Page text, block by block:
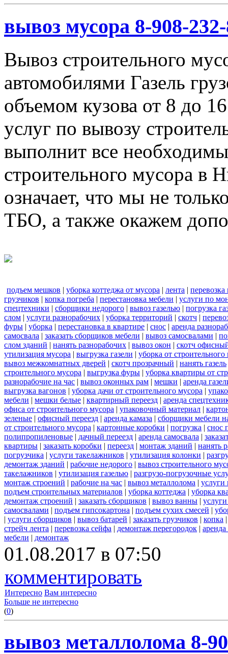
вывоз мусора 8-908-
Вывоз строительного
автомобилями Газель
объемом кузова от 8 до
услуг по вывозу
выполнит все
строительного мусора в
означает, что мы не
ТБО, а также окажем
подъем мешков | уборка коттеджа от мусора | лента |
грузчиков | копка погреба | перестановка мебели | услуги по
спецтехники | сборщики недорого | вывоз газелью | погрузка
слом | услуги разнорабочих | уборка территорий | скотч |
фуры | уборка | перестановка в квартире | снос | аренда
самосвала | заказать сборщиков мебели | вывоз самосвалами |
слом зданий | нанять разнорабочих | вывоз окон | скотч
утилизация мусора | выгрузка газели | уборка от строительного
вывоз межкомнатных дверей | скотч прозрачный | нанять газель
строительного мусора | выгрузка фуры | уборка квартиры от
разнорабочие на час | вывоз оконных рам | мешки | аренда
выгрузка вагонов | уборка дачи от строительного мусора |
мебели | мешки белые | квартирный переезд | аренда
офиса от строительного мусора | упаковочный материал |
зеленые | офисный переезд | аренда камаза | сборщики мебели
от строительного мусора | картонные коробки | погрузка | снос
полипропиленовые | дачный переезд | аренда самосвала |
квартиры | заказать коробки | переезд | монтаж зданий | нанять
погрузчика | услуги такелажников | утилизация колонки |
демонтаж зданий | рабочие недорого | вывоз строительного
такелажников | утилизация газелью | разгрузо-погрузочные
монтаж строений | рабочие на час | вывоз металлолома | услуги
подъем строительных материалов | уборка коттеджа | уборка
демонтаж строений | заказать сборщиков | вывоз ванны |
самосвалами | подъем гипсокартона | подъем сухих смесей |
| услуги сборщиков | вывоз батарей | заказать грузчиков | копка
стрейч лента | перевозка сейфа | демонтаж перегородок |
мебели | демонтаж
01.08.2017 в 07:50
комментировать
Интересно Вам интересно
Больше не интересно
(0)
вывоз металлолома 8-